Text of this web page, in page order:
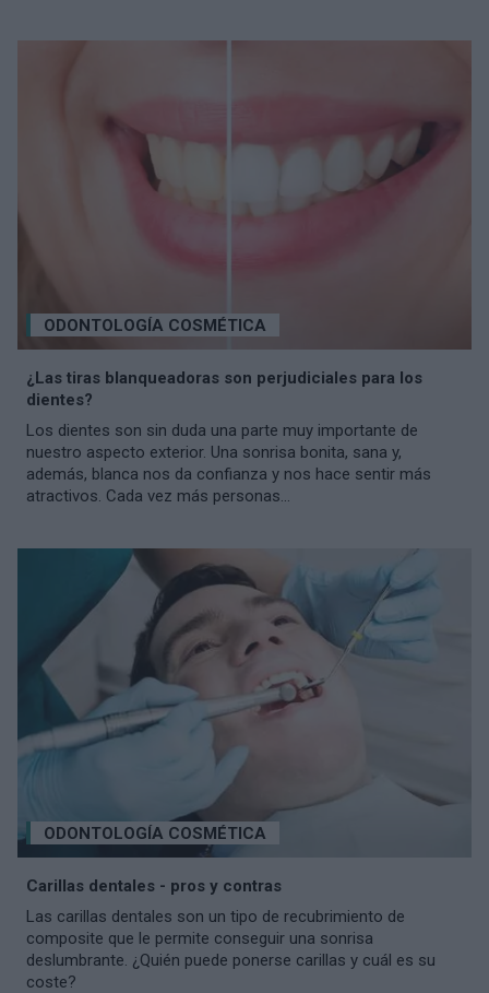
ODONTOLOGÍA COSMÉTICA
¿Las tiras blanqueadoras son perjudiciales para los
dientes?
Los dientes son sin duda una parte muy importante de
nuestro aspecto exterior. Una sonrisa bonita, sana y,
además, blanca nos da confianza y nos hace sentir más
atractivos. Cada vez más personas...
ODONTOLOGÍA COSMÉTICA
Carillas dentales - pros y contras
Las carillas dentales son un tipo de recubrimiento de
composite que le permite conseguir una sonrisa
deslumbrante. ¿Quién puede ponerse carillas y cuál es su
coste?